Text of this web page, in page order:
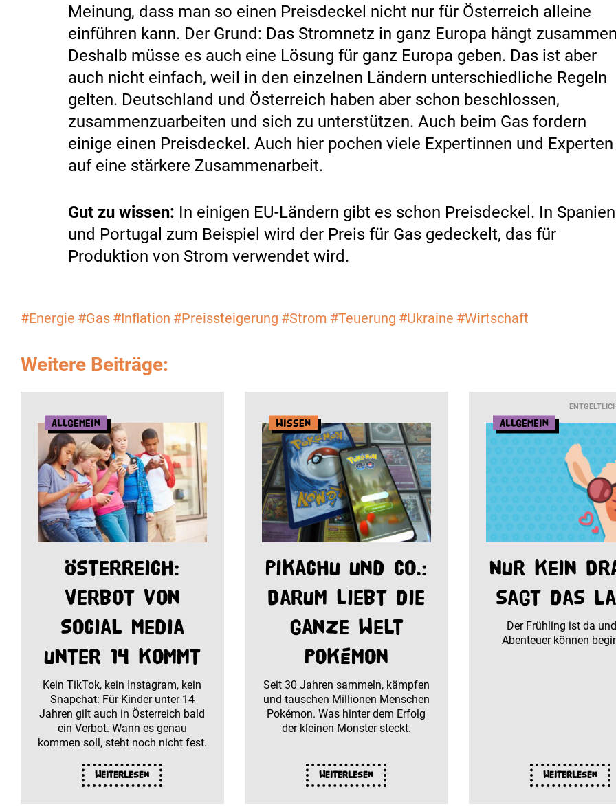
Meinung, dass man so einen Preisdeckel nicht nur für Österreich alleine
einführen kann. Der Grund: Das Stromnetz in ganz Europa hängt
Deshalb müsse es auch eine Lösung für ganz Europa geben. Das ist aber
auch nicht einfach, weil in den einzelnen Ländern unterschiedliche Regeln
gelten. Deutschland und Österreich haben aber schon beschlossen,
zusammenzuarbeiten und sich zu unterstützen. Auch beim Gas fordern
einige einen Preisdeckel. Auch hier pochen viele Expertinnen und Experten
auf eine stärkere Zusammenarbeit.
Gut zu wissen: In einigen EU-Ländern gibt es schon Preisdeckel. In Spanien
und Portugal zum Beispiel wird der Preis für Gas gedeckelt, das für
Produktion von Strom verwendet wird.
#Energie #Gas #Inflation #Preissteigerung #Strom #Teuerung #Ukraine #Wirtschaft
Weitere Beiträge:
Allgemein
Österreich:
Verbot von
Social Media
unter 14 kommt
Kein TikTok, kein Instagram, kein
Snapchat: Für Kinder unter 14
Jahren gilt auch in Österreich bald
ein Verbot. Wann es genau
kommen soll, steht noch nicht fest.
Weiterlesen
Wissen
Pikachu und Co.:
Darum liebt die
ganze Welt
Pokémon
Seit 30 Jahren sammeln, kämpfen
und tauschen Millionen Menschen
Pokémon. Was hinter dem Erfolg
der kleinen Monster steckt.
Weiterlesen
Allgemein
Nur kein
sagt das
Der Frühling ist da
Abenteuer können
Weiterlesen